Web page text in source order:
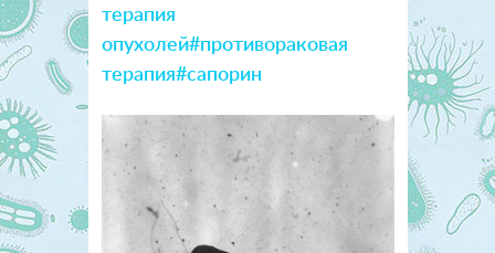
терапия
опухолей#противораковая
терапия#сапорин